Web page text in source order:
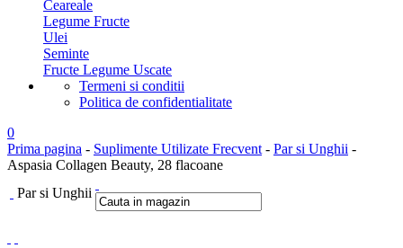
Ceareale
Legume Fructe
Ulei
Seminte
Fructe Legume Uscate
Termeni si conditii
Politica de confidentialitate
0
Prima pagina - Suplimente Utilizate Frecvent - Par si Unghii -
Aspasia Collagen Beauty, 28 flacoane
Par si Unghii